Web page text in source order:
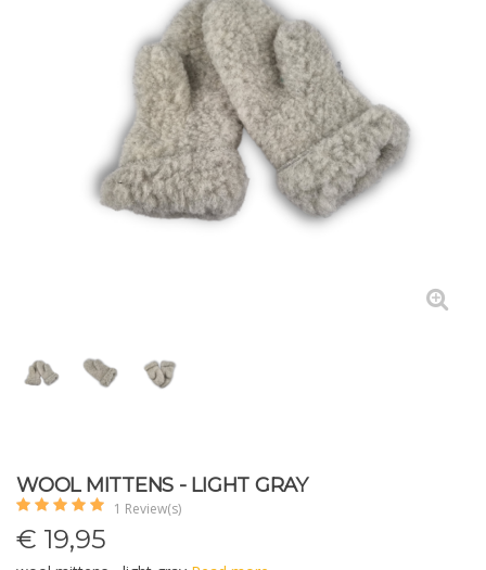
WOOL MITTENS - LIGHT GRAY
1 Review(s)
€ 19,95